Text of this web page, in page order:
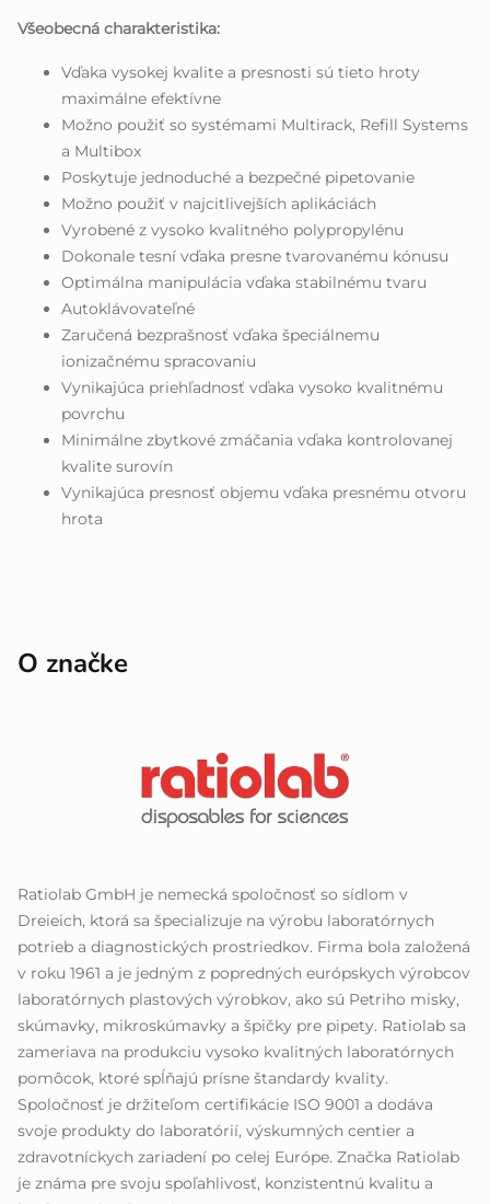
Všeobecná charakteristika:
Vďaka vysokej kvalite a presnosti sú tieto hroty
maximálne efektívne
Možno použiť so systémami Multirack, Refill Systems
a Multibox
Poskytuje jednoduché a bezpečné pipetovanie
Možno použiť v najcitlivejších aplikáciách
Vyrobené z vysoko kvalitného polypropylénu
Dokonale tesní vďaka presne tvarovanému kónusu
Optimálna manipulácia vďaka stabilnému tvaru
Autoklávovateľné
Zaručená bezprašnosť vďaka špeciálnemu
ionizačnému spracovaniu
Vynikajúca priehľadnosť vďaka vysoko kvalitnému
povrchu
Minimálne zbytkové zmáčania vďaka kontrolovanej
kvalite surovín
Vynikajúca presnosť objemu vďaka presnému otvoru
hrota
O značke
Ratiolab GmbH je nemecká spoločnosť so sídlom v
Dreieich, ktorá sa špecializuje na výrobu laboratórnych
potrieb a diagnostických prostriedkov. Firma bola založená
v roku 1961 a je jedným z popredných európskych výrobcov
laboratórnych plastových výrobkov, ako sú Petriho misky,
skúmavky, mikroskúmavky a špičky pre pipety. Ratiolab sa
zameriava na produkciu vysoko kvalitných laboratórnych
pomôcok, ktoré spĺňajú prísne štandardy kvality.
Spoločnosť je držiteľom certifikácie ISO 9001 a dodáva
svoje produkty do laboratórií, výskumných centier a
zdravotníckych zariadení po celej Európe. Značka Ratiolab
je známa pre svoju spoľahlivosť, konzistentnú kvalitu a